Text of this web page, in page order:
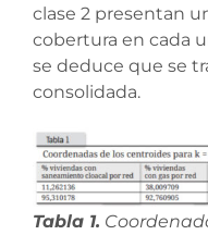
clase 2 presentan
cobertura en cada
se deduce que se
consolidada.
Tabla 1.